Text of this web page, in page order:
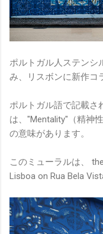
ポルトガル人ステンシ
み、リスボンに新作コ
ポルトガル語で記載さ
は、"Mentality"（精神
の意味があります。
このミューラルは、
Lisboa on Rua Bela